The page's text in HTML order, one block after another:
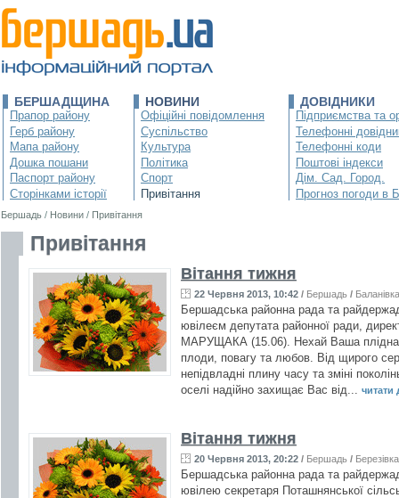
БЕРШАДЩИНА
Прапор району
Герб району
Мапа району
Дошка пошани
Паспорт району
Сторінками історії
НОВИНИ
Офіційні повідомлення
Суспільство
Культура
Політика
Спорт
Привітання
ДОВІДНИКИ
Підприємства та
Телефонні
Телефонні коди
Поштові індекси
Дім. Сад. Город.
Прогноз погоди в
Бершадь / Новини / Привітання
Привітання
Вітання тижня
22 Червня 2013, 10:42 / Бершадь / Баланівка
Бершадська районна рада та
ювілеєм депутата районної ради,
МАРУЩАКА (15.06). Нехай Ваша плідна
плоди, повагу та любов. Від щирого
непідвладні плину часу та зміні
оселі надійно захищає Вас від... читати
Вітання тижня
20 Червня 2013, 20:22 / Бершадь / Березівка
Бершадська районна рада та
ювілею секретаря Поташнянської